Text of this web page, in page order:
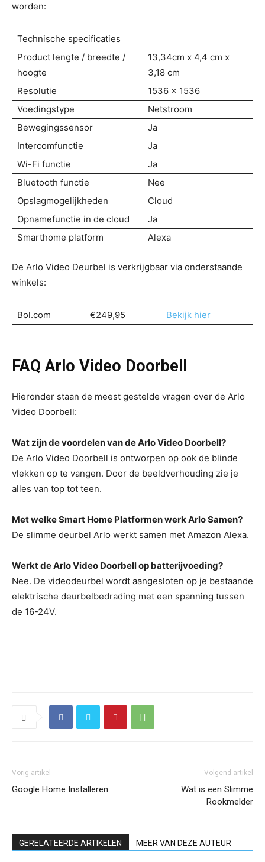
worden:
Technische specificaties
Product lengte / breedte /
hoogte
13,34cm x 4,4 cm x
3,18 cm
Resolutie
1536 x 1536
Voedingstype
Netstroom
Bewegingssensor
Ja
Intercomfunctie
Ja
Wi-Fi functie
Ja
Bluetooth functie
Nee
Opslagmogelijkheden
Cloud
Opnamefunctie in de cloud
Ja
Smarthome platform
Alexa
De Arlo Video Deurbel is verkrijgbaar via onderstaande
winkels:
Bol.com €249,95 Bekijk hier
FAQ Arlo Video Doorbell
Hieronder staan de meest gestelde vragen over de Arlo
Video Doorbell:
Wat zijn de voordelen van de Arlo Video Doorbell?
De Arlo Video Doorbell is ontworpen op ook de blinde
vlekken op te vangen. Door de beeldverhouding zie je
alles van top tot teen.
Met welke Smart Home Platformen werk Arlo Samen?
De slimme deurbel Arlo werkt samen met Amazon Alexa.
Werkt de Arlo Video Doorbell op batterijvoeding?
Nee. De videodeurbel wordt aangesloten op je bestaande
elektrische deurbelbedrading met een spanning tussen
de 16-24V.
Vorig artikel
Google Home Installeren
Volgend artikel
Wat is een Slimme
Rookmelder
GERELATEERDE ARTIKELEN MEER VAN DEZE AUTEUR